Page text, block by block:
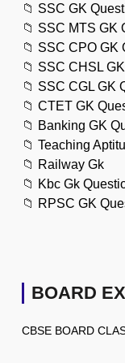
📁 SSC GK
📁 SSC MTS GK
📁 SSC CPO GK
📁 SSC CHSL
📁 SSC CGL GK
📁 CTET GK
📁 Banking GK
📁 Teaching
📁 Railway Gk
📁 Kbc Gk
📁 RPSC GK
BOARD
CBSE BOARD